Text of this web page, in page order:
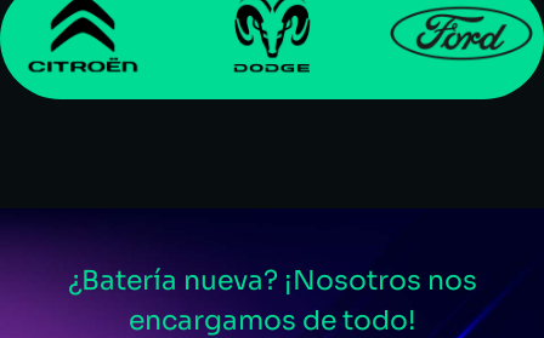
¿Batería nueva? ¡Nosotros nos
encargamos de todo!